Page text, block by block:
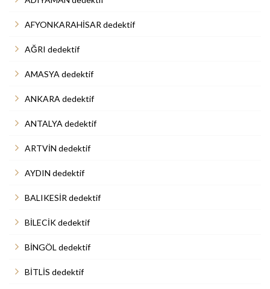
AFYONKARAHİSAR dedektif
AĞRI dedektif
AMASYA dedektif
ANKARA dedektif
ANTALYA dedektif
ARTVİN dedektif
AYDIN dedektif
BALIKESİR dedektif
BİLECİK dedektif
BİNGÖL dedektif
BİTLİS dedektif